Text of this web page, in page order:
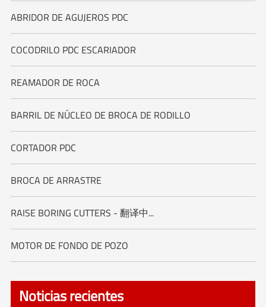
ABRIDOR DE AGUJEROS PDC
COCODRILO PDC ESCARIADOR
REAMADOR DE ROCA
BARRIL DE NÚCLEO DE BROCA DE RODILLO
CORTADOR PDC
BROCA DE ARRASTRE
RAISE BORING CUTTERS - 翻译中...
MOTOR DE FONDO DE POZO
Noticias recientes